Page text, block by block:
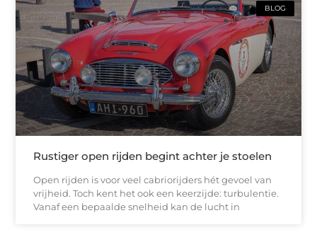
BLOG
Rustiger open rijden begint achter je stoelen
Open rijden is voor veel cabriorijders hét gevoel van
vrijheid. Toch kent het ook een keerzijde: turbulentie.
Vanaf een bepaalde snelheid kan de lucht in